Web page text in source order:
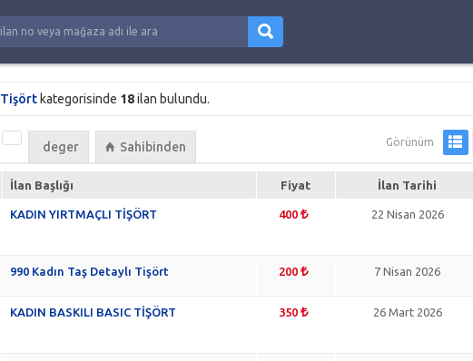
Tişört kategorisinde 18ilan bulundu.
deger Sahibinden Görünüm
İlan Başlığı Fiyat İlan Tarihi
KADIN YIRTMAÇLI TİŞÖRT 400 22 Nisan 2026
990 Kadın Taş Detaylı Tişört 200 7 Nisan 2026
KADIN BASKILI BASIC TİŞÖRT 350 26 Mart 2026